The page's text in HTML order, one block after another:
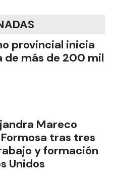
provincial inicia
de más de 200 mil
Mareco
tras tres
y formación
Unidos